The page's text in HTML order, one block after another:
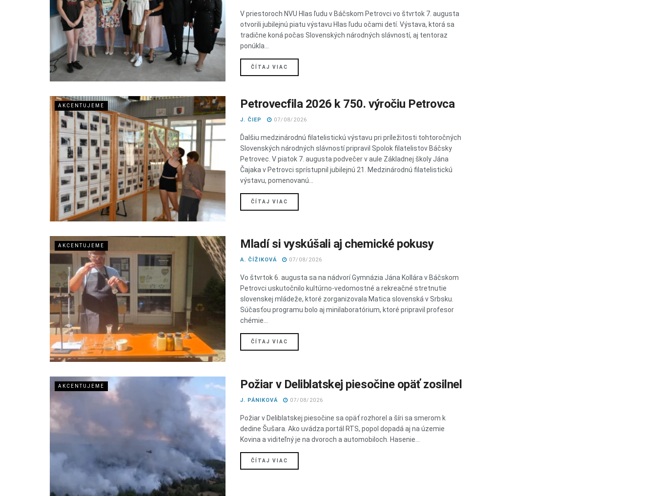
V priestoroch NVU Hlas ľudu v Báčskom Petrovci vo štvrtok 7. augusta
otvorili jubilejnú piatu výstavu Hlas ľudu očami detí. Výstava, ktorá sa
tradične koná počas Slovenských národných slávností, aj tentoraz
ponúkla...
ČÍTAJ VIAC
AKCENTUJEME Petrovecfila 2026 k 750. výročiu Petrovca
J. ČIEP 07/08/2026
Ďalšiu medzinárodnú filatelistickú výstavu pri príležitosti tohtoročných
Slovenských národných slávností pripravil Spolok filatelistov Báčsky
Petrovec. V piatok 7. augusta podvečer v aule Základnej školy Jána
Čajaka v Petrovci sprístupnil jubilejnú 21. Medzinárodnú filatelistickú
výstavu, pomenovanú...
ČÍTAJ VIAC
AKCENTUJEME Mladí si vyskúšali aj chemické pokusy
A. ČÍŽIKOVÁ 07/08/2026
Vo štvrtok 6. augusta sa na nádvorí Gymnázia Jána Kollára v Báčskom
Petrovci uskutočnilo kultúrno-vedomostné a rekreačné stretnutie
slovenskej mládeže, ktoré zorganizovala Matica slovenská v Srbsku.
Súčasťou programu bolo aj minilaboratórium, ktoré pripravil profesor
chémie...
ČÍTAJ VIAC
AKCENTUJEME Požiar v Deliblatskej piesočine opäť zosilnel
J. PÁNIKOVÁ 07/08/2026
Požiar v Deliblatskej piesočine sa opäť rozhorel a šíri sa smerom k
dedine Šušara. Ako uvádza portál RTS, popol dopadá aj na územie
Kovina a viditeľný je na dvoroch a automobiloch. Hasenie...
ČÍTAJ VIAC